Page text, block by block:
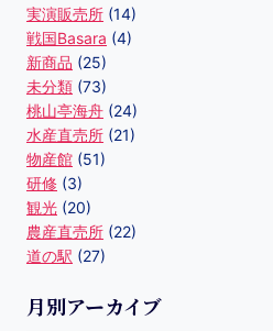
実演販売所 (14)
戦国Basara (4)
新商品 (25)
未分類 (73)
桃山亭海舟 (24)
水産直売所 (21)
物産館 (51)
研修 (3)
観光 (20)
農産直売所 (22)
道の駅 (27)
月別アーカイブ